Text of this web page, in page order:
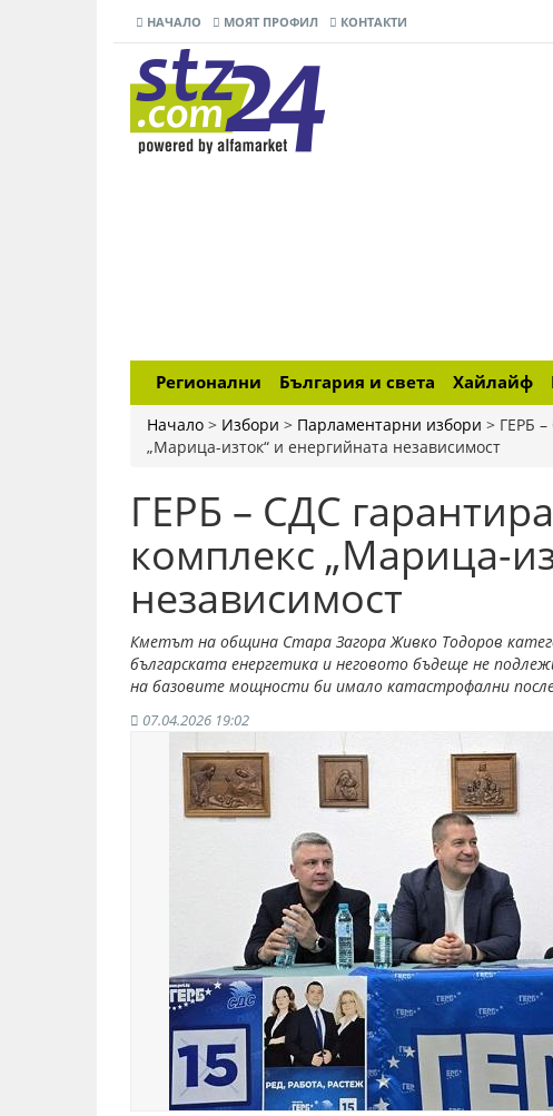
НАЧАЛО МОЯТ ПРОФИЛ КОНТАКТИ
Регионални България и света Хайлайф
Начало > Избори > Парламентарни избори > ГЕРБ
„Марица-изток“ и енергийната независимост
ГЕРБ – СДС
комплекс „Марица-
независимост
Кметът на община Стара Загора Живко Тодоров
българската енергетика и неговото бъдеще не
на базовите мощности би имало катастрофални
07.04.2026 19:02